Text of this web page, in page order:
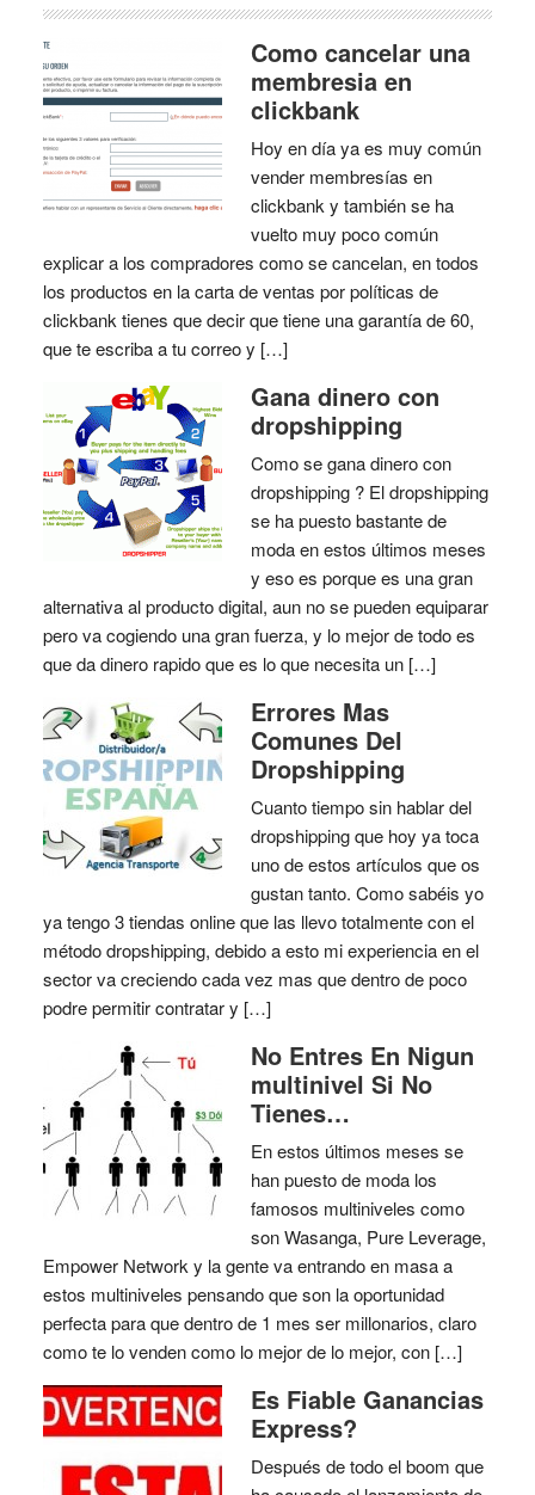
Como cancelar una
membresia en
clickbank
Hoy en día ya es muy común
vender membresías en
clickbank y también se ha
vuelto muy poco común
explicar a los compradores como se cancelan, en todos
los productos en la carta de ventas por políticas de
clickbank tienes que decir que tiene una garantía de 60,
que te escriba a tu correo y […]
Gana dinero con
dropshipping
Como se gana dinero con
dropshipping ? El dropshipping
se ha puesto bastante de
moda en estos últimos meses
y eso es porque es una gran
alternativa al producto digital, aun no se pueden equiparar
pero va cogiendo una gran fuerza, y lo mejor de todo es
que da dinero rapido que es lo que necesita un […]
Errores Mas
Comunes Del
Dropshipping
Cuanto tiempo sin hablar del
dropshipping que hoy ya toca
uno de estos artículos que os
gustan tanto. Como sabéis yo
ya tengo 3 tiendas online que las llevo totalmente con el
método dropshipping, debido a esto mi experiencia en el
sector va creciendo cada vez mas que dentro de poco
podre permitir contratar y […]
No Entres En Nigun
multinivel Si No
Tienes…
En estos últimos meses se
han puesto de moda los
famosos multiniveles como
son Wasanga, Pure Leverage,
Empower Network y la gente va entrando en masa a
estos multiniveles pensando que son la oportunidad
perfecta para que dentro de 1 mes ser millonarios, claro
como te lo venden como lo mejor de lo mejor, con […]
Es Fiable Ganancias
Express?
Después de todo el boom que